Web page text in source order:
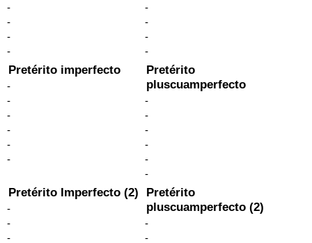
-
-
-
-
-
-
-
-
Pretérito imperfecto
-
-
-
-
-
-
Pretérito
pluscuamperfecto
-
-
-
-
-
-
Pretérito Imperfecto (2)
-
-
-
Pretérito
pluscuamperfecto (2)
-
-